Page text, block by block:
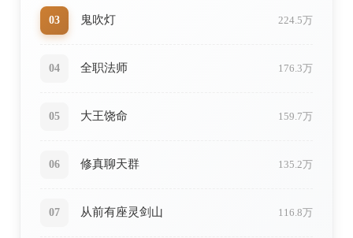
03 鬼吹灯 224.5万
04 全职法师 176.3万
05 大王饶命 159.7万
06 修真聊天群 135.2万
07 从前有座灵剑山 116.8万